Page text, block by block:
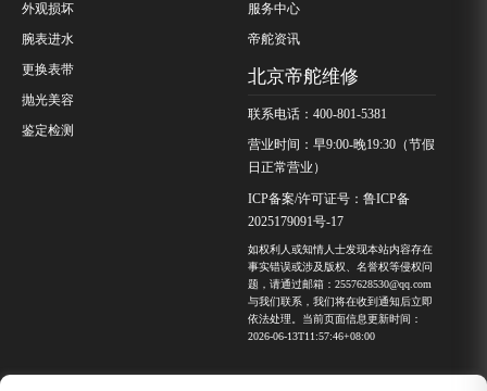
外观损坏
腕表进水
更换表带
抛光美容
鉴定检测
服务中心
帝舵资讯
北京帝舵维修
联系电话：400-801-5381
营业时间：早9:00-晚19:30（节假
日正常营业）
ICP备案/许可证号：鲁ICP备
2025179091号-17
如权利人或知情人士发现本站内容存在
事实错误或涉及版权、名誉权等侵权问
题，请通过邮箱：2557628530@qq.com
与我们联系，我们将在收到通知后立即
依法处理。当前页面信息更新时间：
2026-06-13T11:57:46+08:00